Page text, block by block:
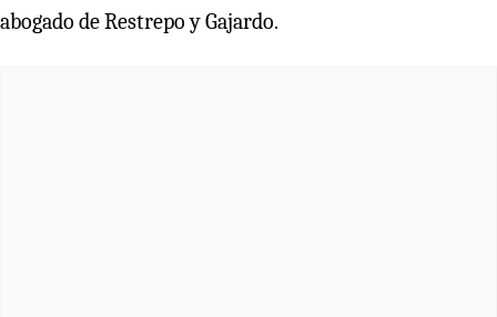
abogado de Restrepo y Gajardo.